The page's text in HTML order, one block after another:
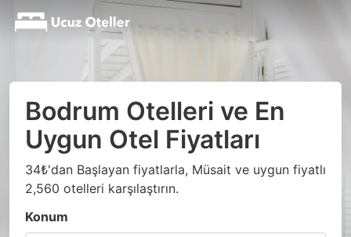
Bodrum Otelleri ve En
Uygun Otel Fiyatları
34₺'dan Başlayan fiyatlarla, Müsait ve uygun fiyatlı
2,560 otelleri karşılaştırın.
Konum